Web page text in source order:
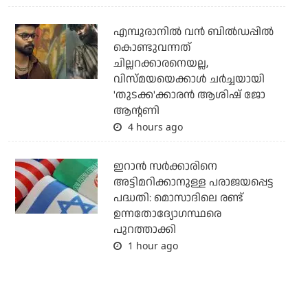
എമ്പുരാനില്‍ വന്‍ ബില്‍ഡപ്പില്‍
കൊണ്ടുവന്നത്
ചില്ലറക്കാരനെയല്ല,
വിസ്മയയെക്കാള്‍ ചര്‍ച്ചയായി
'തുടക്ക'ക്കാരന്‍ ആശിഷ് ജോ
ആന്റണി
4 hours ago
ഇറാന്‍ സര്‍ക്കാരിനെ
അട്ടിമറിക്കാനുള്ള പരാജയപ്പെട്ട
പദ്ധതി: മൊസാദിലെ രണ്ട്
ഉന്നതോദ്യോഗസ്ഥരെ
പുറത്താക്കി
1 hour ago